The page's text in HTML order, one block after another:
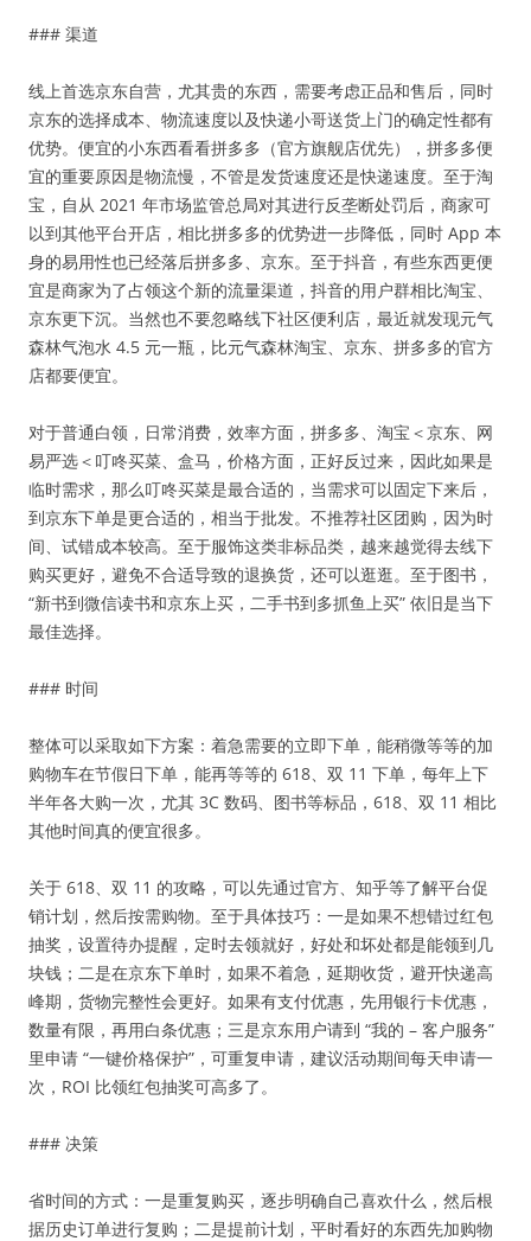
### 渠道
线上首选京东自营，尤其贵的东西，需要考虑正品和售后，同时
京东的选择成本、物流速度以及快递小哥送货上门的确定性都有
优势。便宜的小东西看看拼多多（官方旗舰店优先），拼多多便
宜的重要原因是物流慢，不管是发货速度还是快递速度。至于淘
宝，自从 2021 年市场监管总局对其进行反垄断处罚后，商家可
以到其他平台开店，相比拼多多的优势进一步降低，同时 App 本
身的易用性也已经落后拼多多、京东。至于抖音，有些东西更便
宜是商家为了占领这个新的流量渠道，抖音的用户群相比淘宝、
京东更下沉。当然也不要忽略线下社区便利店，最近就发现元气
森林气泡水 4.5 元一瓶，比元气森林淘宝、京东、拼多多的官方
店都要便宜。
对于普通白领，日常消费，效率方面，拼多多、淘宝＜京东、网
易严选＜叮咚买菜、盒马，价格方面，正好反过来，因此如果是
临时需求，那么叮咚买菜是最合适的，当需求可以固定下来后，
到京东下单是更合适的，相当于批发。不推荐社区团购，因为时
间、试错成本较高。至于服饰这类非标品类，越来越觉得去线下
购买更好，避免不合适导致的退换货，还可以逛逛。至于图书，
“新书到微信读书和京东上买，二手书到多抓鱼上买” 依旧是当下
最佳选择。
### 时间
整体可以采取如下方案：着急需要的立即下单，能稍微等等的加
购物车在节假日下单，能再等等的 618、双 11 下单，每年上下
半年各大购一次，尤其 3C 数码、图书等标品，618、双 11 相比
其他时间真的便宜很多。
关于 618、双 11 的攻略，可以先通过官方、知乎等了解平台促
销计划，然后按需购物。至于具体技巧：一是如果不想错过红包
抽奖，设置待办提醒，定时去领就好，好处和坏处都是能领到几
块钱；二是在京东下单时，如果不着急，延期收货，避开快递高
峰期，货物完整性会更好。如果有支付优惠，先用银行卡优惠，
数量有限，再用白条优惠；三是京东用户请到 “我的 – 客户服务”
里申请 “一键价格保护”，可重复申请，建议活动期间每天申请一
次，ROI 比领红包抽奖可高多了。
### 决策
省时间的方式：一是重复购买，逐步明确自己喜欢什么，然后根
据历史订单进行复购；二是提前计划，平时看好的东西先加购物